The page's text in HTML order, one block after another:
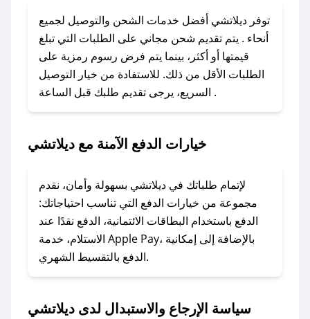
تواصل معنا عبر تويتر أو البريد الإلكتروني لإضافته
بسرعة.
### كيفية استخدام كود خصم ديلاتشي؟
1. انسخ كود الخصم من تطبيق صحصح.
2. الصقه في خانة الدفع عند التسوق من ديلاتشي.
### ماذا أفعل إذا لم يعمل كود الخصم؟
الرسائل الخاصة على تويتر أو البريد الإلكتروني،
وسنقوم بحل المشكلة في أسرع وقت ممكن.
### ماذا أفعل إذا لم أجد كود خصم لمتجري
المفضل؟
في حال عدم توفر كوبونات لمتجرك المفضل، يمكنك
أسرع وقت ممكن.
توفر ديلاتشي أفضل خدمات الشحن والتوصيل لجميع
أنحاء . يتم تقديم شحن مجاني على الطلبات التي تبلغ
قيمتها أو أكثر، بينما يتم فرض رسوم رمزية على
الطلبات الأقل من ذلك. للاستفادة من خيار التوصيل
السريع، يرجى تقديم طلبك قبل الساعة .
خيارات الدفع الآمنة مع ديلاتشي
لإتمام طلباتك في ديلاتشي بسهولة وأمان، نقدم
مجموعة من خيارات الدفع التي تناسب احتياجاتك:
الدفع باستخدام البطاقات الائتمانية، الدفع نقدًا عند
الاستلام، خدمة Apple Pay، بالإضافة إلى إمكانية
الدفع بالتقسيط الشهري.
سياسة الإرجاع والاستبدال لدى ديلاتشي